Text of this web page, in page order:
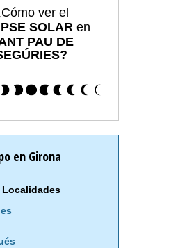
ver el
SOLAR en
PAU DE
en Girona
Localidades